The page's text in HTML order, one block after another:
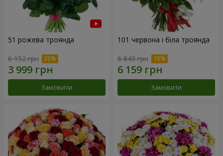
51 рожева троянда
6 152 грн
Замовити
101 червона і біла троянда
6 843 грн
Замовити